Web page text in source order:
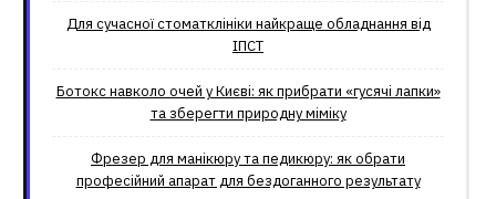
Для сучасної стоматклініки найкраще обладнання від
ІПСТ
Ботокс навколо очей у Києві: як прибрати «гусячі лапки»
та зберегти природну міміку
Фрезер для манікюру та педикюру: як обрати
професійний апарат для бездоганного результату